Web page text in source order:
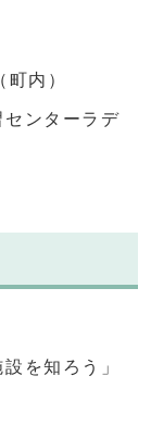
内）
ンターラデ
を知ろう」